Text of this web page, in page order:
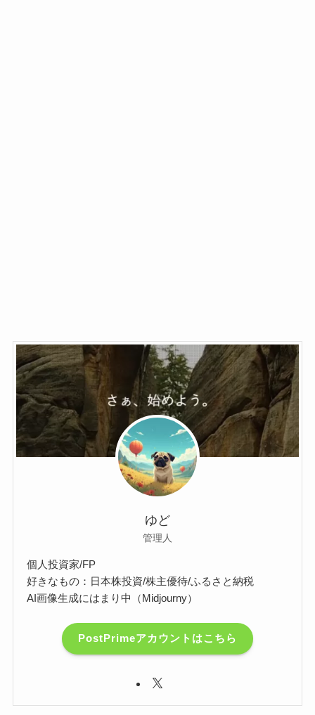
ゆど
管理人
個人投資家/FP
好きなもの：日本株投資/株主優待/ふるさと納税
AI画像生成にはまり中（Midjourny）
PostPrimeアカウントはこちら